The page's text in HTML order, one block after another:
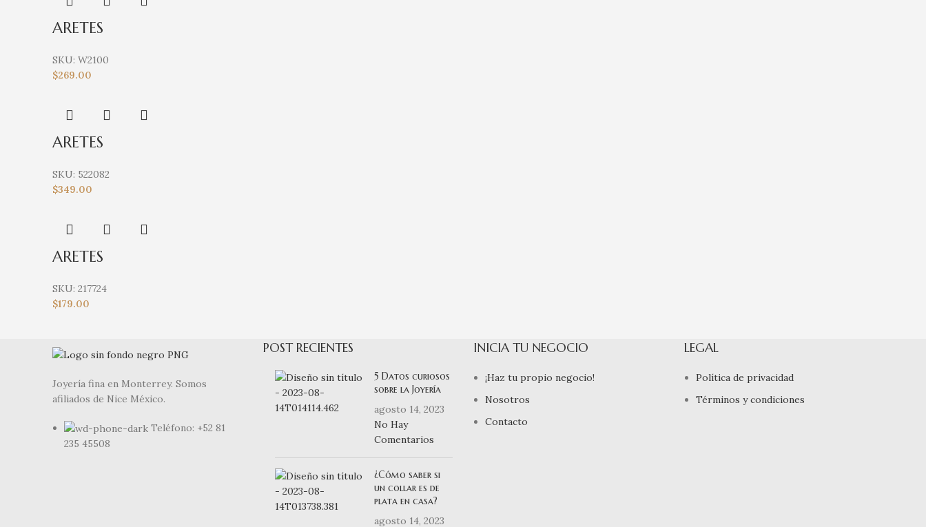
ARETES
SKU: W2100
$269.00
ARETES
SKU: 522082
$349.00
ARETES
SKU: 217724
$179.00
Joyería fina en Monterrey. Somos
afiliados de Nice México.
Teléfono: +52 81
235 45508
POST RECIENTES
5 Datos curiosos
sobre la Joyería
agosto 14, 2023
No Hay
Comentarios
¿Cómo saber si
un collar es de
plata en casa?
agosto 14, 2023
INICIA TU NEGOCIO
¡Haz tu propio negocio!
Nosotros
Contacto
LEGAL
Política de privacidad
Términos y condiciones